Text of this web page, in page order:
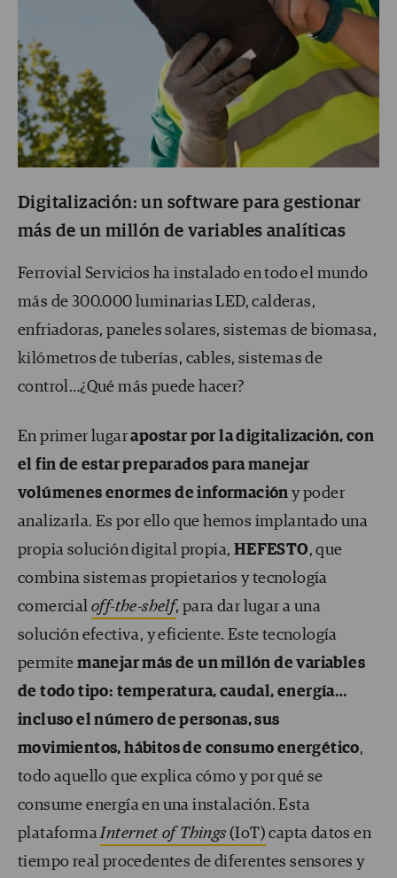
Digitalización: un software para gestionar
más de un millón de variables analíticas
Ferrovial Servicios ha instalado en todo el mundo
más de 300.000 luminarias LED, calderas,
enfriadoras, paneles solares, sistemas de biomasa,
kilómetros de tuberías, cables, sistemas de
control…¿Qué más puede hacer?
En primer lugarapostar por la digitalización, con
el fin de estar preparados para manejar
volúmenes enormes de información y poder
analizarla. Es por ello que hemos implantado una
propia solución digital propia, HEFESTO, que
combina sistemas propietarios y tecnología
comercialoff-the-shelf, para dar lugar a una
solución efectiva, y eficiente. Este tecnología
permitemanejar más de un millón de variables
de todo tipo: temperatura, caudal, energía…
incluso el número de personas, sus
movimientos, hábitos de consumo energético,
todo aquello que explica cómo y por qué se
consume energía en una instalación. Esta
plataformaInternet of Things (IoT) capta datos en
tiempo real procedentes de diferentes sensores y